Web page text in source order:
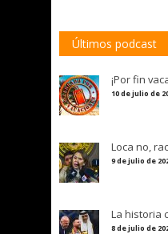
Últimos podcast
¡Por fin
10 de julio de
Loca no,
9 de julio de
La historia
8 de julio de